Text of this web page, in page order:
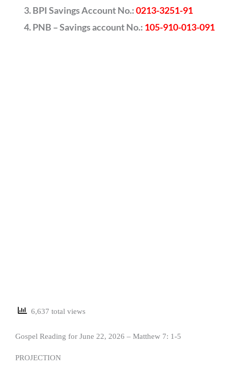
BPI Savings Account No.:0213-3251-91
PNB – Savings account No.: 105-910-013-091
6,637 total views
Gospel Reading for June 22, 2026 – Matthew 7: 1-5
PROJECTION